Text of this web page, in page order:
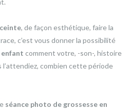
, de façon esthétique, faire la
c’est vous donner la possibilité
enfant comment votre, -son-, histoire
l’attendiez, combien cette période
séance photo de grossesse en